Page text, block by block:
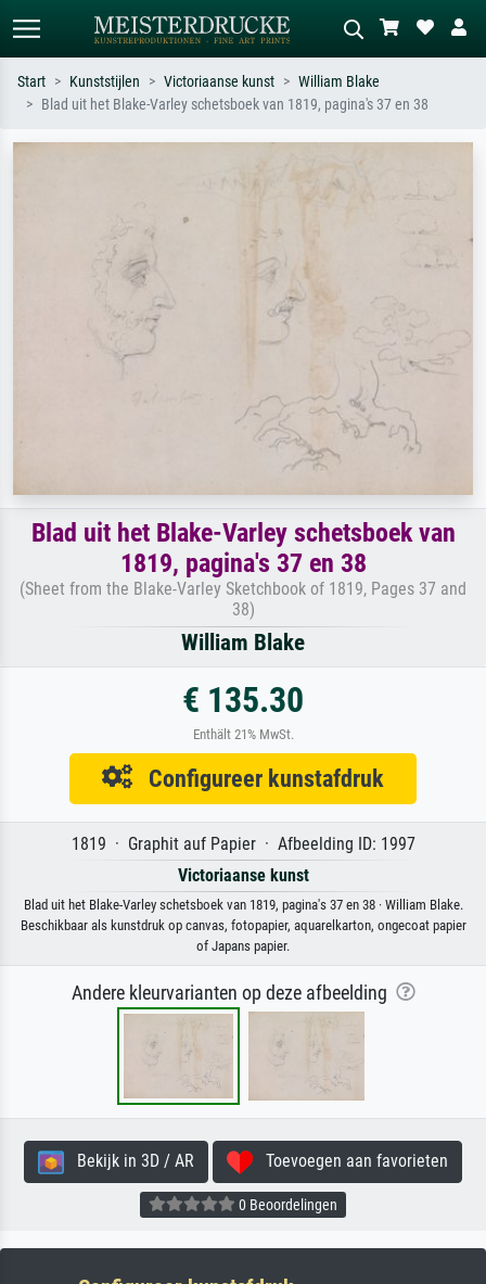
weide, abstract met veel rood, donker
olieverfschilderij, staand naakt naast
Start Kunststijlen Victoriaanse kunst
William Blake
Blad uit het Blake-Varley schetsboek van 1819, pagina's 37 en 38
Blad uit het Blake-Varley schetsboek van
1819, pagina's 37 en 38
(Sheet from the Blake-Varley Sketchbook of 1819, Pages 37 and
38)
William Blake
€ 135.30
Enthält 21% MwSt.
Configureer kunstafdruk
1819 · Graphit auf Papier · Afbeelding ID: 1997
Victoriaanse kunst
Blad uit het Blake-Varley schetsboek van 1819, pagina's 37 en 38 · William Blake.
Beschikbaar als kunstdruk op canvas, fotopapier, aquarelkarton, ongecoat papier
of Japans papier.
Andere kleurvarianten op deze afbeelding
Bekijk in 3D / AR Toevoegen aan favorieten
0 Beoordelingen